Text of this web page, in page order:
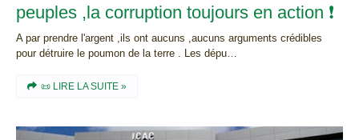
peuples ,la corruption toujours en action ❗
A par prendre l'argent ,ils ont aucuns ,aucuns arguments crédibles
pour détruire le poumon de la terre . Les dépu…
📜 LIRE LA SUITE »